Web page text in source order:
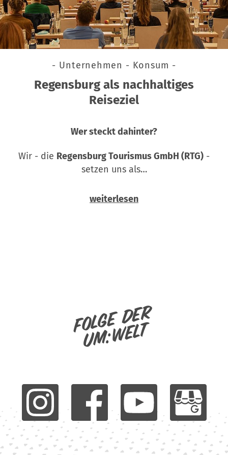
- Unternehmen - Konsum -
Regensburg als nachhaltiges
Reiseziel
Wer steckt dahinter?
Wir - die Regensburg Tourismus GmbH (RTG) -
setzen uns als…
weiterlesen
Folge der
um:welt